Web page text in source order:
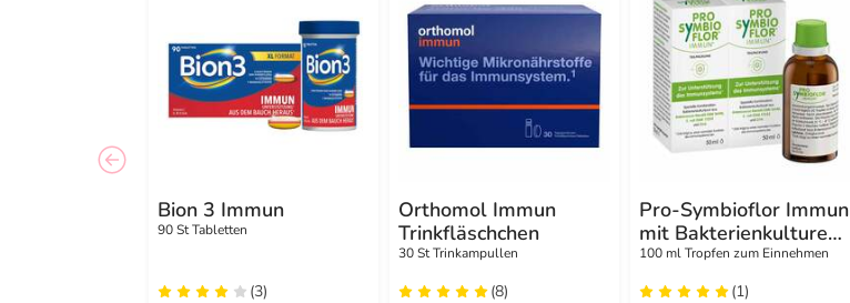
Bion 3 Immun
90 St Tabletten
(3)
Orthomol Immun
Trinkfläschchen
30 St Trinkampullen
(8)
Pro-Symbioflor Immun
mit Bakterienkulturen
& Zink
100 ml Tropfen zum Einnehmen
(1)